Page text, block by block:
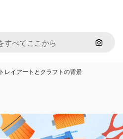
画像で
レイアートとクラフトの背景